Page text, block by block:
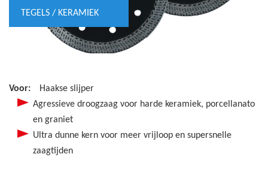
TEGELS / KERAMIEK
Voor:
Haakse slijper
Agressieve droogzaag voor harde keramiek, porcellanato
en graniet
Ultra dunne kern voor meer vrijloop en supersnelle
zaagtijden